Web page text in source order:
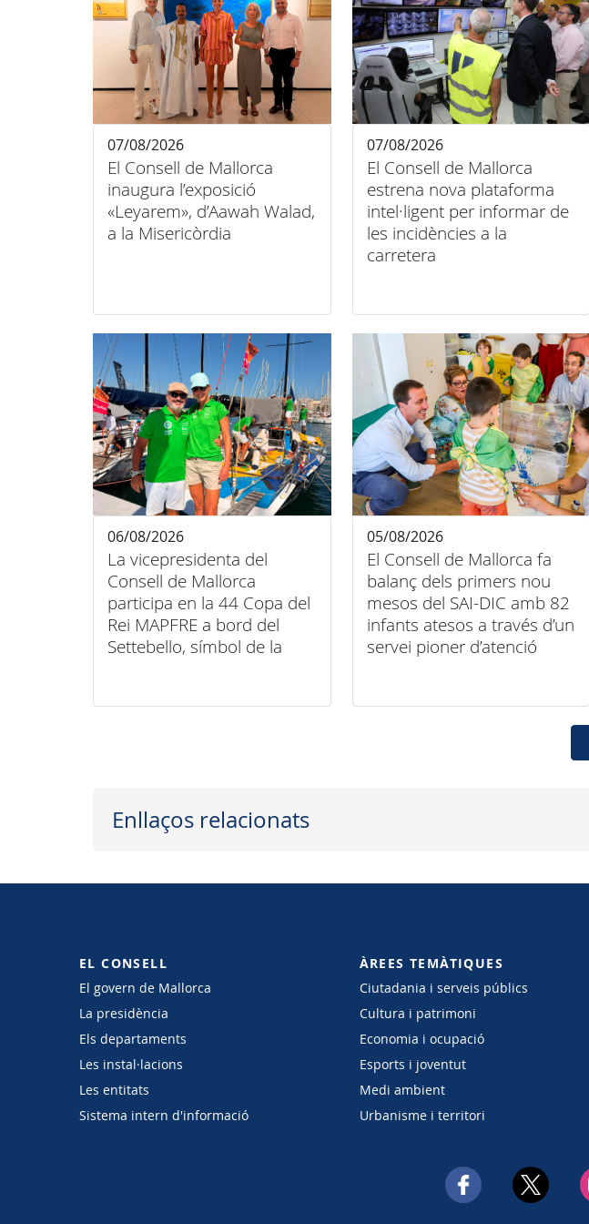
El Consell de Mallorca
inaugura l’exposició
«Leyarem», d’Aawah Walad,
a la Misericòrdia
07/08/2026
El Consell de Mallorca
estrena nova plataforma
intel·ligent per informar de
les incidències a la
carretera
07/08/2026
La vicepresidenta del
Consell de Mallorca
participa en la 44 Copa del
Rei MAPFRE a bord del
Settebello, símbol de la
06/08/2026
El Consell de Mallorca fa
balanç dels primers nou
mesos del SAI-DIC amb 82
infants atesos a través d’un
servei pioner d’atenció
05/08/2026
Enllaços relacionats
EL CONSELL
El govern de Mallorca
La presidència
Els departaments
Les instal·lacions
Les entitats
Sistema intern d'informació
ÀREES TEMÀTIQUES
Ciutadania i serveis públics
Cultura i patrimoni
Economia i ocupació
Esports i joventut
Medi ambient
Urbanisme i territori